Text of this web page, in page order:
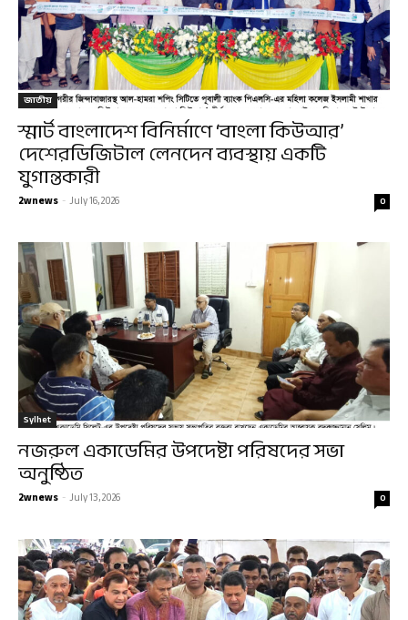
জাতীয়
স্মার্ট বাংলাদেশ বিনির্মাণে ‘বাংলা কিউআর’
দেশেরডিজিটাল লেনদেন ব্যবস্থায় একটি
যুগান্তকারী
2wnews -July 16, 2026 0
Sylhet
নজরুল একাডেমির উপদেষ্টা পরিষদের সভা
অনুষ্ঠিত
2wnews -July 13, 2026 0